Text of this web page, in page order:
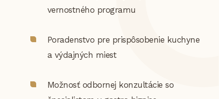
vernostného programu
Poradenstvo pre prispôsobenie kuchyne
a výdajných miest
Možnosť odbornej konzultácie so